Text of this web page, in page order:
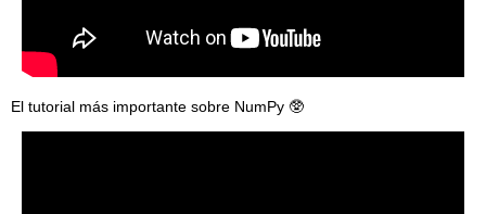
El tutorial más importante sobre NumPy 🥸